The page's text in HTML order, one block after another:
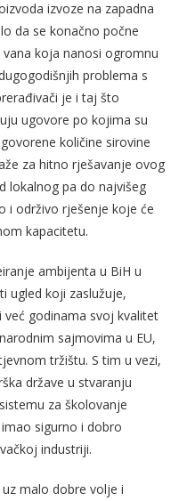
izvoze na zapadna
da se konačno počne
koja nanosi ogromnu
problema s
je i taj što
ugovore po kojima su
količine sirovine
za hitno rješavanje ovog
lokalnog pa do najvišeg
i održivo rješenje koje će
kapacitetu.
ambijenta u BiH u
ugled koji zaslužuje,
već godinama svoj kvalitet
sajmovima u EU,
tržištu. S tim u vezi,
države u stvaranju
za školovanje
sigurno i dobro
industriji.
malo dobre volje i